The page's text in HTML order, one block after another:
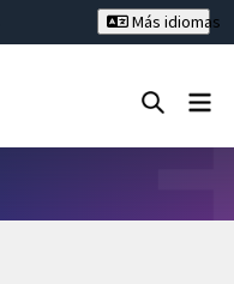
Más idiomas